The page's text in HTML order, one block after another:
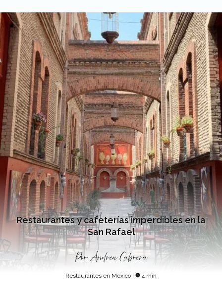
Restaurantes y cafeterías imperdibles en la
San Rafael
Por Andrea Cabrera
Restaurantes en México | 4 min